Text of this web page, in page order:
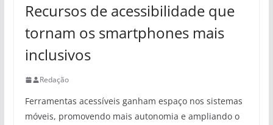
Recursos de acessibilidade que
tornam os smartphones mais
inclusivos
Redação
Ferramentas acessíveis ganham espaço nos sistemas
móveis, promovendo mais autonomia e ampliando o